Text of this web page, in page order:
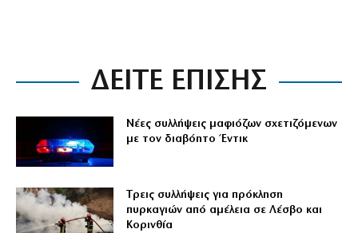
ΔΕΙΤΕ ΕΠΙΣΗΣ
Νέες συλλήψεις μαφιόζων σχετιζόμενων
με τον διαβόητο Έντικ
Tρεις συλλήψεις για πρόκληση
πυρκαγιών από αμέλεια σε Λέσβο και
Κορινθία